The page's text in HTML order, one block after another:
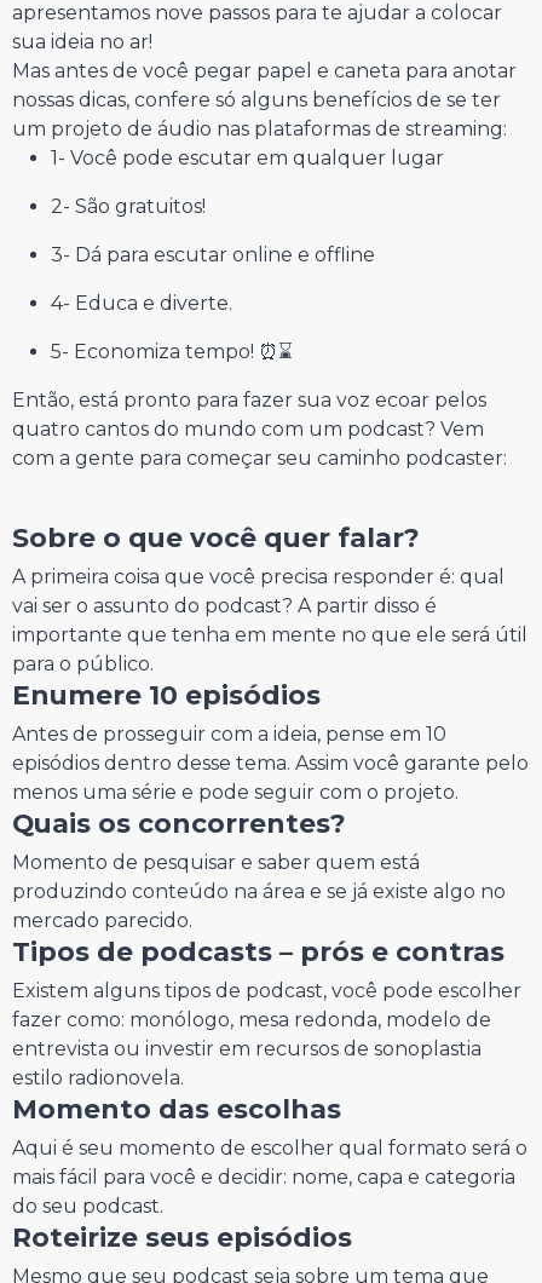
apresentamos nove passos para te ajudar a colocar
sua ideia no ar!
Mas antes de você pegar papel e caneta para anotar
nossas dicas, confere só alguns benefícios de se ter
um projeto de áudio nas plataformas de streaming:
1- Você pode escutar em qualquer lugar
2- São gratuitos!
3- Dá para escutar online e offline
4- Educa e diverte. ‍
5- Economiza tempo! ⏰⌛️
Então, está pronto para fazer sua voz ecoar pelos
quatro cantos do mundo com um podcast? Vem
com a gente para começar seu caminho podcaster:
Sobre o que você quer falar?
A primeira coisa que você precisa responder é: qual
vai ser o assunto do podcast? A partir disso é
importante que tenha em mente no que ele será útil
para o público.
Enumere 10 episódios
Antes de prosseguir com a ideia, pense em 10
episódios dentro desse tema. Assim você garante pelo
menos uma série e pode seguir com o projeto.
Quais os concorrentes?
Momento de pesquisar e saber quem está
produzindo conteúdo na área e se já existe algo no
mercado parecido.
Tipos de podcasts – prós e contras
Existem alguns tipos de podcast, você pode escolher
fazer como: monólogo, mesa redonda, modelo de
entrevista ou investir em recursos de sonoplastia
estilo radionovela.
Momento das escolhas
Aqui é seu momento de escolher qual formato será o
mais fácil para você e decidir: nome, capa e categoria
do seu podcast.
Roteirize seus episódios
Mesmo que seu podcast seja sobre um tema que